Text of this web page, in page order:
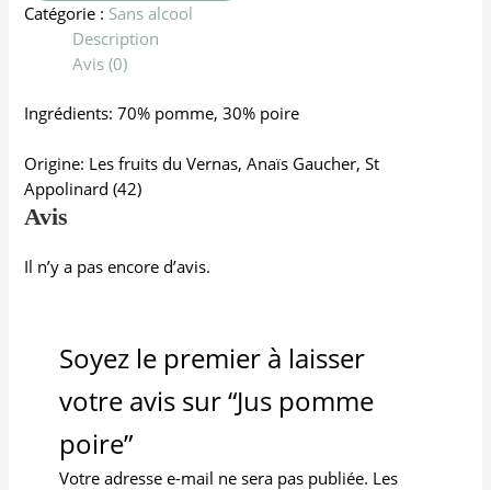
Catégorie : Sans alcool
Description
Avis (0)
Ingrédients: 70% pomme, 30% poire
Origine: Les fruits du Vernas, Anaïs Gaucher, St
Appolinard (42)
Avis
Il n’y a pas encore d’avis.
Soyez le premier à laisser
votre avis sur “Jus pomme
poire”
Votre adresse e-mail ne sera pas publiée. Les